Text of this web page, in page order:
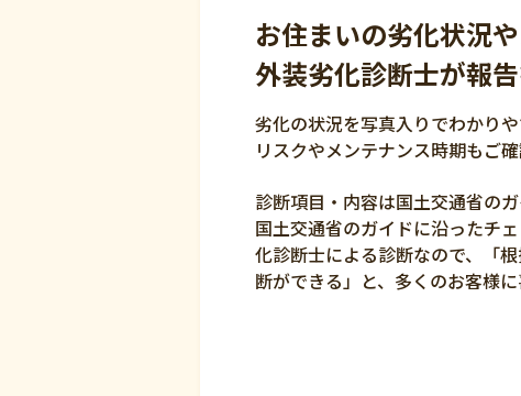
お住まいの劣化状況
外装劣化診断士が報
劣化の状況を写真入りでわかり
リスクやメンテナンス時期もご確
診断項目・内容は国土交通省の
国土交通省のガイドに沿ったチ
化診断士による診断なので、「
断ができる」と、多くのお客様に